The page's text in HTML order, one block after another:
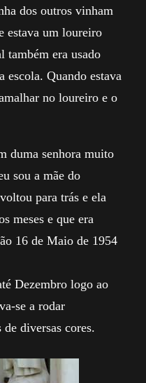
dos outros vinham
estava um loureiro
também era usado
escola. Quando estava
no loureiro e o
duma senhora muito
sou a mãe do
para trás e ela
meses e que era
16 de Maio de 1954
Dezembro logo ao
se a rodar
diversas cores.